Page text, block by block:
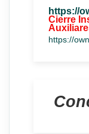
https://
Cierre
https://